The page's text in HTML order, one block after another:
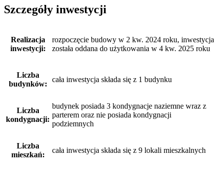
Szczegóły inwestycji
Realizacja
inwestycji:
rozpoczęcie budowy w 2 kw. 2024 roku, inwestycja
została oddana do użytkowania w 4 kw. 2025 roku
Liczba
budynków:
cała inwestycja składa się z 1 budynku
Liczba
kondygnacji:
budynek posiada 3 kondygnacje naziemne wraz z
parterem oraz nie posiada kondygnacji
podziemnych
Liczba
mieszkań:
cała inwestycja składa się z 9 lokali mieszkalnych